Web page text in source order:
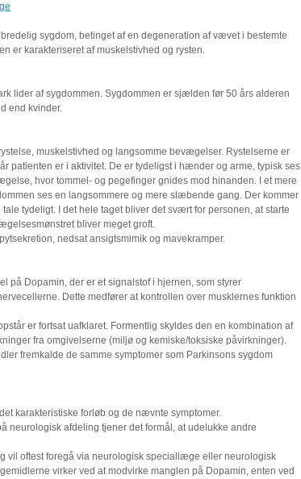
sygdom, betinget af en degeneration af vævet i bestemte
er karakteriseret af muskelstivhed og rysten.
lider af sygdommen. Sygdommen er sjælden før 50 års alderen
end kvinder.
muskelstivhed og langsomme bevægelser. Rystelserne er
patienten er i aktivitet. De er tydeligst i hænder og arme, typisk ses
hvor tommel- og pegefinger gnides mod hinanden. I et mere
ses en langsommere og mere slæbende gang. Der kommer
tydeligt. I det hele taget bliver det svært for personen, at starte
bliver meget groft.
nedsat ansigtsmimik og mavekramper.
på Dopamin, der er et signalstof i hjernen, som styrer
Dette medfører at kontrollen over musklernes funktion
er fortsat uafklaret. Formentlig skyldes den en kombination af
fra omgivelserne (miljø og kemiske/toksiske påvirkninger).
fremkalde de samme symptomer som Parkinsons sygdom
karakteristiske forløb og de nævnte symptomer.
neurologisk afdeling tjener det formål, at udelukke andre
vil oftest foregå via neurologisk speciallæge eller neurologisk
virker ved at modvirke manglen på Dopamin, enten ved